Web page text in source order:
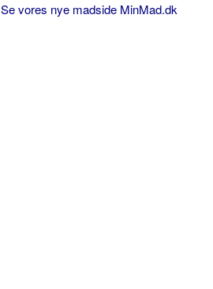
Se vores nye madside MinMad.dk